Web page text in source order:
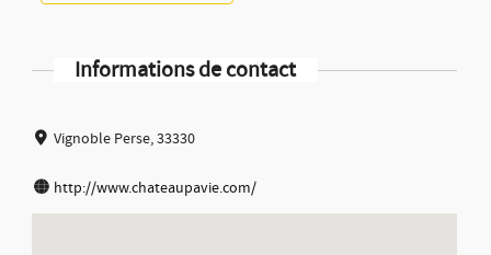
Informations de contact
Vignoble Perse, 33330
http://www.chateaupavie.com/